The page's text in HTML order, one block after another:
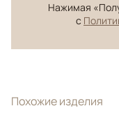
Нажимая
с
Похожие изделия